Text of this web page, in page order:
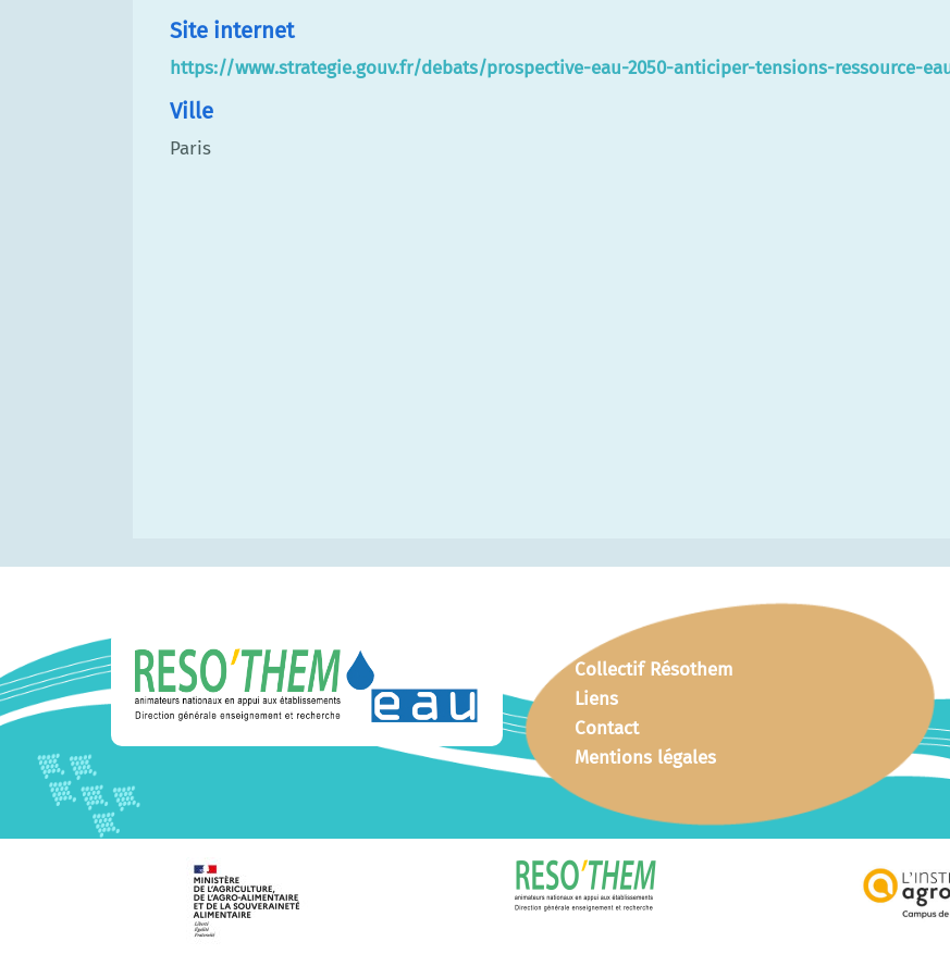
Site internet
https://www.strategie.gouv.fr/debats/prospective-eau-2050-anticiper-tensions-ressource-
Ville
Paris
Collectif Résothem
Liens
Contact
Mentions légales